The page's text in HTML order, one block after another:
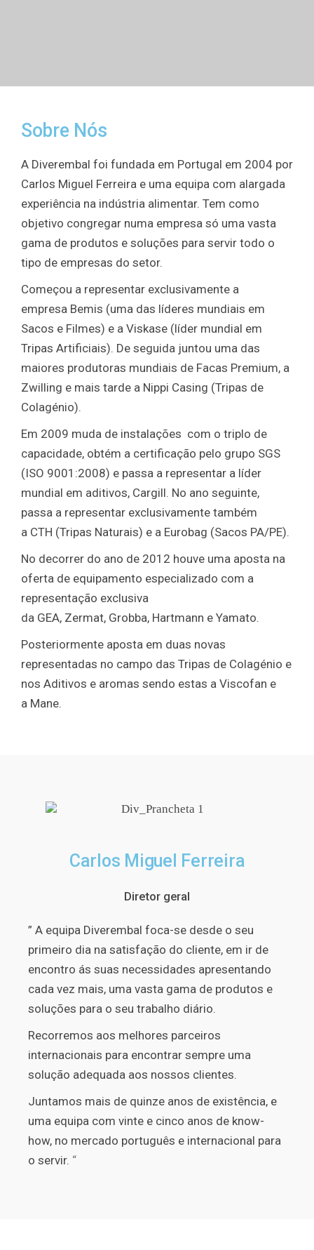
Sobre Nós
A Diverembal foi fundada em Portugal em 2004 por
Carlos Miguel Ferreira e uma equipa com alargada
experiência na indústria alimentar. Tem como
objetivo congregar numa empresa só uma vasta
gama de produtos e soluções para servir todo o
tipo de empresas do setor.
Começou a representar exclusivamente a
empresa Bemis (uma das líderes mundiais em
Sacos e Filmes) e a Viskase (líder mundial em
Tripas Artificiais). De seguida juntou uma das
maiores produtoras mundiais de Facas Premium, a
Zwilling e mais tarde a Nippi Casing (Tripas de
Colagénio).
Em 2009 muda de instalações com o triplo de
capacidade, obtém a certificação pelo grupo SGS
(ISO 9001:2008) e passa a representar a líder
mundial em aditivos, Cargill. No ano seguinte,
passa a representar exclusivamente também
a CTH (Tripas Naturais) e a Eurobag (Sacos PA/PE).
No decorrer do ano de 2012 houve uma aposta na
oferta de equipamento especializado com a
representação exclusiva
da GEA, Zermat, Grobba, Hartmann e Yamato.
Posteriormente aposta em duas novas
representadas no campo das Tripas de Colagénio e
nos Aditivos e aromas sendo estas a Viscofan e
a Mane.
Carlos Miguel Ferreira
Diretor geral
” A equipa Diverembal foca-se desde o seu
primeiro dia na satisfação do cliente, em ir de
encontro ás suas necessidades apresentando
cada vez mais, uma vasta gama de produtos e
soluções para o seu trabalho diário.
Recorremos aos melhores parceiros
internacionais para encontrar sempre uma
solução adequada aos nossos clientes.
Juntamos mais de quinze anos de existência, e
uma equipa com vinte e cinco anos de know-
how, no mercado português e internacional para
o servir. “